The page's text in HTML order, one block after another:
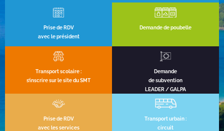
Prise de RDV
avec le président
Demande de poubelle
Transport scolaire :
s’inscrire sur le site du SMT
Demande
de subvention
LEADER / GALPA
Prise de RDV
avec les services
Transport urbain :
circuit